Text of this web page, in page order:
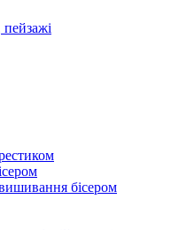
бісером